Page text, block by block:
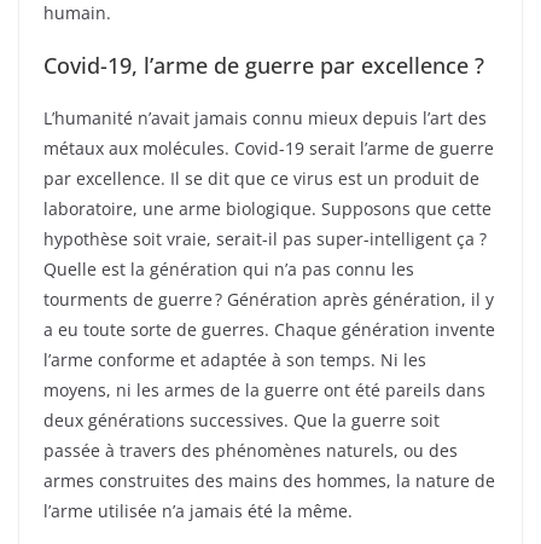
humain.
Covid-19, l’arme de guerre par excellence ?
L’humanité n’avait jamais connu mieux depuis l’art des
métaux aux molécules. Covid-19 serait l’arme de guerre
par excellence. Il se dit que ce virus est un produit de
laboratoire, une arme biologique. Supposons que cette
hypothèse soit vraie, serait-il pas super-intelligent ça ?
Quelle est la génération qui n’a pas connu les
tourments de guerre ? Génération après génération, il y
a eu toute sorte de guerres. Chaque génération invente
l’arme conforme et adaptée à son temps. Ni les
moyens, ni les armes de la guerre ont été pareils dans
deux générations successives. Que la guerre soit
passée à travers des phénomènes naturels, ou des
armes construites des mains des hommes, la nature de
l’arme utilisée n’a jamais été la même.